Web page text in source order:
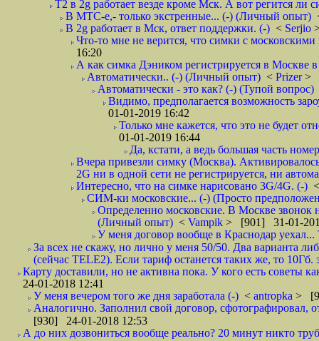
T2 в 2g работает везде кроме Мск. А вот регится
В МТС-е,- только экстренные... (-) (Личный опыт)
В 2g работает в Мск, ответ поддержки. (-) < Serjio
Что-то мне не верится, что симки с
16:20
А как симка Дэником регистрируется в Москве
Автоматически.. (-) (Личный опыт) < Prizer>
Автоматически - это как? (-) (Тупой вопрос)
Видимо, предполагается возможность
01-01-2019 16:42
Только мне кажется, что это не будет
01-01-2019 16:44
Да, кстати, а ведь большая часть
Вчера привезли симку (Москва).
2G ни в одной сети не регистрируется, ни
Интересно, что на симке нарисовано 3G/4G. (-)
СИМ-ки московские... (-) (Просто
Определенно московские. В Москве звонок
(Личный опыт) < Vampik > [901] 31-01-
У меня договор вообще в Краснодар
За всех не скажу, но лично у меня 50/50. Два варианта
(сейчас TELE2). Если тариф останется таких же, то
Карту доставили, но не активна пока. У кого есть советы
24-01-2018 12:41
У меня вечером того же дня заработала (-) < antropka >
Аналогично. Заполнил свой договор,
[930] 24-01-2018 12:53
А до них дозвониться вообще реально? 20 минут никто